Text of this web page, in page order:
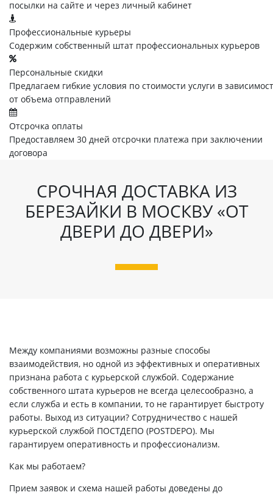
посылки на сайте и через личный кабинет
Профессиональные курьеры
Содержим собственный штат профессиональных курьеров
Персональные скидки
Предлагаем гибкие условия по стоимости услуги в
от объема отправлений
Отсрочка оплаты
Предоставляем 30 дней отсрочки платежа при заключении
договора
СРОЧНАЯ ДОСТАВКА ИЗ
БЕРЕЗАЙКИ В МОСКВУ «ОТ
ДВЕРИ ДО ДВЕРИ»
Между компаниями возможны разные способы
взаимодействия, но одной из эффективных и оперативных
признана работа с курьерской службой. Содержание
собственного штата курьеров не всегда целесообразно, а
если служба и есть в компании, то не гарантирует быстроту
работы. Выход из ситуации? Сотрудничество с нашей
курьерской службой ПОСТДЕПО (POSTDEPO). Мы
гарантируем оперативность и профессионализм.
Как мы работаем?
Прием заявок и схема нашей работы доведены до